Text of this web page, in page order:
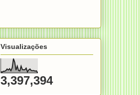
Visualizações
3,397,394